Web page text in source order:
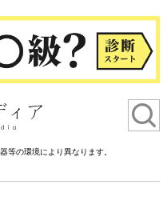
等の環境により異なります。